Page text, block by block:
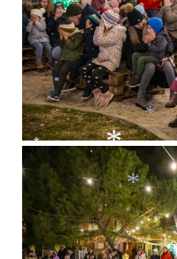
*
*
*
*
*
*
*
*